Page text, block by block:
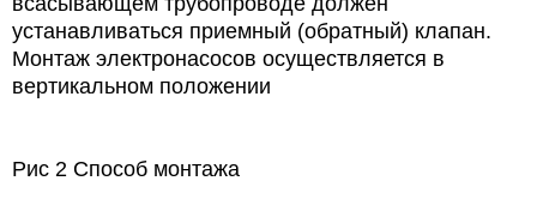
устанавливаться приемный (обратный) клапан.
Монтаж электронасосов осуществляется в
вертикальном положении
Рис 2 Способ монтажа